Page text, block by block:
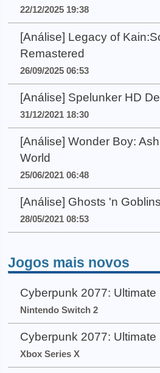
22/12/2025 19:38
[Análise] Legacy of
Remastered
26/09/2025 06:53
[Análise] Spelunker HD
31/12/2021 18:30
[Análise] Wonder Boy:
World
25/06/2021 06:48
[Análise] Ghosts 'n
28/05/2021 08:53
Jogos mais novos
Cyberpunk 2077: Ultimate
Nintendo Switch 2
Cyberpunk 2077: Ultimate
Xbox Series X